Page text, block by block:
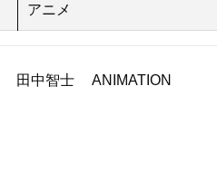
アニメ
田中智士 ANIMATION